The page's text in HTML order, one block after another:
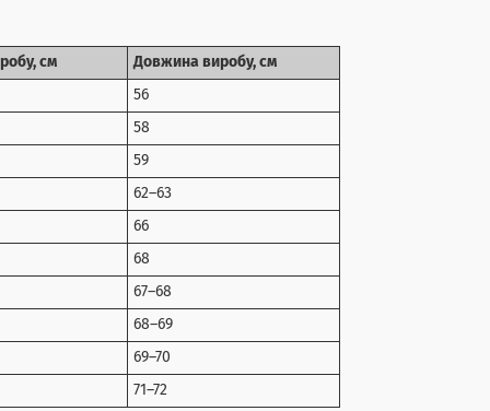
см Довжина виробу, см
56
58
59
62–63
66
68
67–68
68–69
69–70
71–72